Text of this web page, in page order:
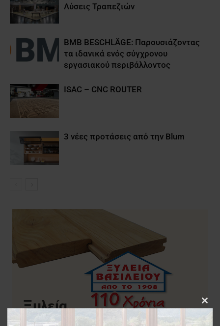
Λύσεις Τραπεζιών
BMB BESCHLÄGE: Παρουσιάζοντας
τα ιδανικά ενός σύγχρονου
εργασιακού περιβάλλοντος
ISAC – CNC ROUTER
3 νέες προτάσεις από την Blum